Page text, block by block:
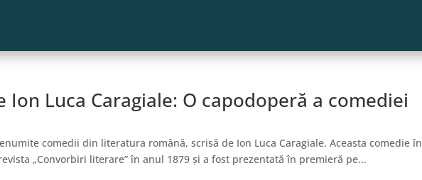
Ion Luca Caragiale: O capodoperă a comediei
comedii din literatura română, scrisă de Ion Luca Caragiale. Aceasta comedie în
„Convorbiri literare” în anul 1879 și a fost prezentată în premieră pe...